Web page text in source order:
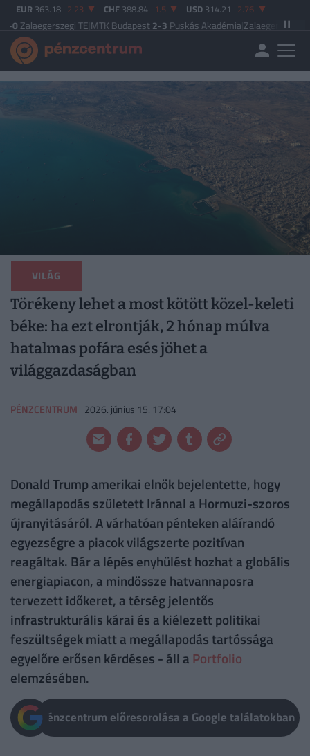
EUR 363.18 -2.23 CHF 388.84 -1.5 USD 314.21 -2.76
TE|MTK Budapest2-3Puskás Akadémia|Zalaegerszegi TE5-2 Paksi
VILÁG
Törékeny lehet a most kötött közel-keleti
béke: ha ezt elrontják, 2 hónap múlva
hatalmas pofára esés jöhet a
világgazdaságban
PÉNZCENTRUM 2026. június 15. 17:04
Donald Trump amerikai elnök bejelentette, hogy
megállapodás született Iránnal a Hormuzi-szoros
újranyitásáról. A várhatóan pénteken aláírandó
egyezségre a piacok világszerte pozitívan
reagáltak. Bár a lépés enyhülést hozhat a globális
energiapiacon, a mindössze hatvannaposra
tervezett időkeret, a térség jelentős
infrastrukturális kárai és a kiélezett politikai
feszültségek miatt a megállapodás tartóssága
egyelőre erősen kérdéses - áll a Portfolio
elemzésében.
Pénzcentrum előresorolása a Google találatokban